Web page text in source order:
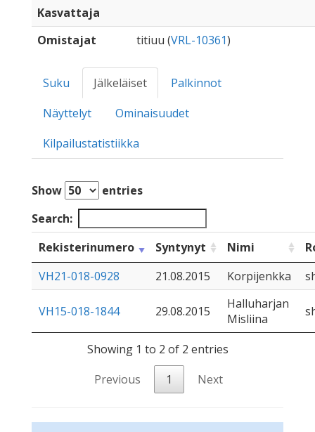
Kasvattaja
Omistajat
titiuu (VRL-10361)
Suku Jälkeläiset
Palkinnot
Näyttelyt
Ominaisuudet
Kilpailustatistiikka
Show
entries
Search:
Rekisterinumero
Syntynyt Nimi
VH21-018-0928
21.08.2015 Korpijenkka
VH15-018-1844 29.08.2015
Halluharjan
Misliina
Showing 1 to 2 of 2 entries
Previous
1 Next